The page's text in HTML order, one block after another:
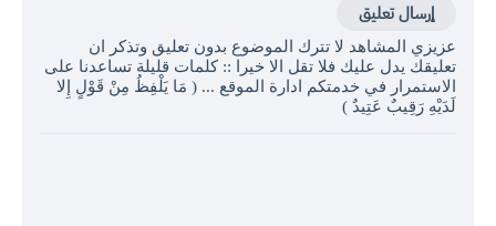
إرسال تعليق
عزيزي المشاهد لا تترك الموضوع بدون تعليق وتذكر ان
تعليقك يدل عليك فلا تقل الا خيرا :: كلمات قليلة تساعدنا على
الاستمرار في خدمتكم ادارة الموقع ... ( مَا يَلْفِظُ مِنْ قَوْلٍ إِلا
لَدَيْهِ رَقِيبٌ عَتِيدٌ )